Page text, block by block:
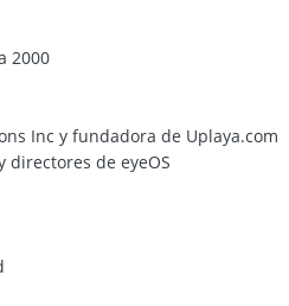
2000
Inc y fundadora de Uplaya.com
directores de eyeOS